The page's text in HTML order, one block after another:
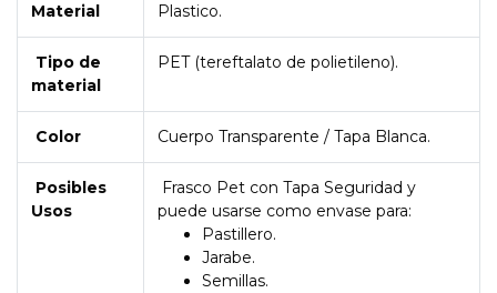
Material Plastico.
Tipo de
material
PET (tereftalato de polietileno).
Color Cuerpo Transparente / Tapa Blanca.
Posibles
Usos
Frasco Pet con Tapa Seguridad y
puede usarse como envase para:
Pastillero.
Jarabe.
Semillas.